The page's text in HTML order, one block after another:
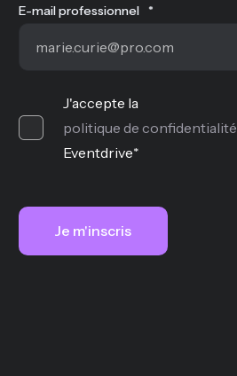
E-mail professionnel *
J'accepte la
politique de confidentialité
Eventdrive*